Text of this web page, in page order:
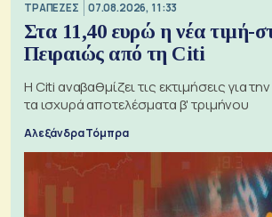
ΤΡΑΠΕΖΕΣ 07.08.2026, 11:33
Στα 11,40 ευρώ η νέα τιμή-
Πειραιώς από τη Citi
Η Citi αναβαθμίζει τις εκτιμήσεις για
τα ισχυρά αποτελέσματα β' τριμήνου
Αλεξάνδρα Τόμπρα